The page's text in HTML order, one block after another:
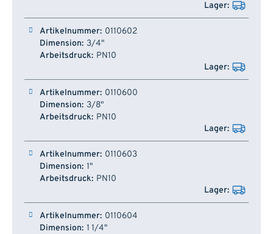
0110602
3/4"
PN10
0110600
3/8"
PN10
0110603
1"
PN10
0110604
1 1/4"